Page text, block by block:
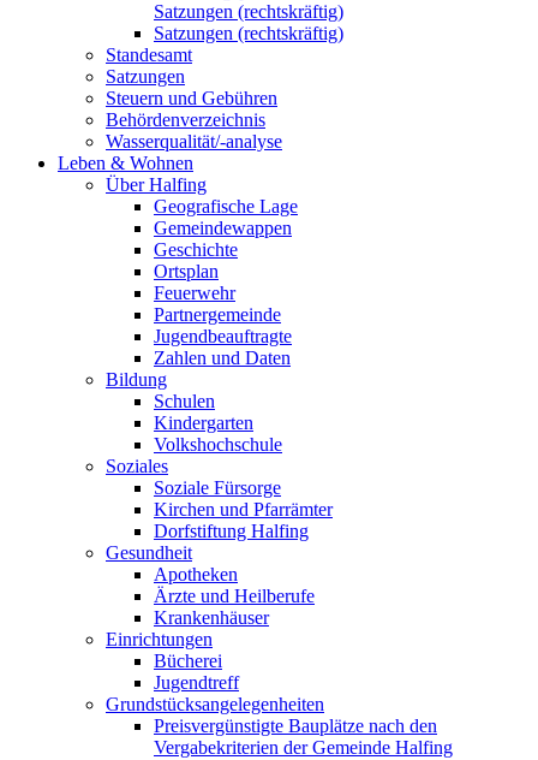
Satzungen (rechtskräftig)
Satzungen (rechtskräftig)
Standesamt
Satzungen
Steuern und Gebühren
Behördenverzeichnis
Wasserqualität/-analyse
Leben & Wohnen
Über Halfing
Geografische Lage
Gemeindewappen
Geschichte
Ortsplan
Feuerwehr
Partnergemeinde
Jugendbeauftragte
Zahlen und Daten
Bildung
Schulen
Kindergarten
Volkshochschule
Soziales
Soziale Fürsorge
Kirchen und Pfarrämter
Dorfstiftung Halfing
Gesundheit
Apotheken
Ärzte und Heilberufe
Krankenhäuser
Einrichtungen
Bücherei
Jugendtreff
Grundstücksangelegenheiten
Preisvergünstigte Bauplätze nach den
Vergabekriterien der Gemeinde Halfing